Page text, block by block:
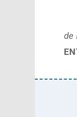
de